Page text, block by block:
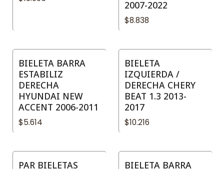
2007-2022
$8.838
BIELETA BARRA
ESTABILIZ
DERECHA
HYUNDAI NEW
ACCENT 2006-2011
$5.614
BIELETA
IZQUIERDA /
DERECHA CHERY
BEAT 1.3 2013-
2017
$10.216
PAR BIELETAS
BIELETA BARRA